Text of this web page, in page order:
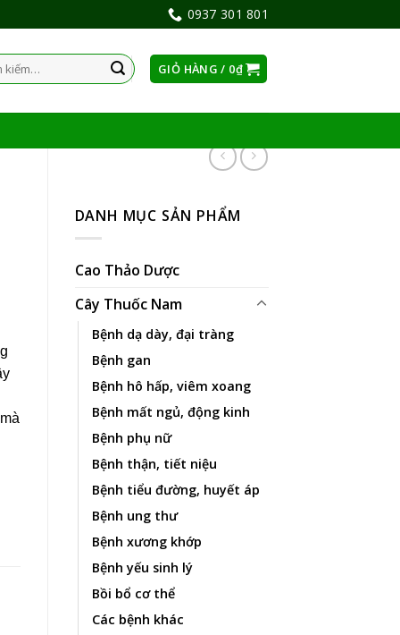
0937 301 801
GIỎ HÀNG / 0₫
DANH MỤC SẢN PHẨM
Cao Thảo Dược
Cây Thuốc Nam
Bệnh dạ dày, đại tràng
Bệnh gan
Bệnh hô hấp, viêm xoang
Bệnh mất ngủ, động kinh
Bệnh phụ nữ
Bệnh thận, tiết niệu
Bệnh tiểu đường, huyết áp
Bệnh ung thư
Bệnh xương khớp
Bệnh yếu sinh lý
Bồi bổ cơ thể
Các bệnh khác